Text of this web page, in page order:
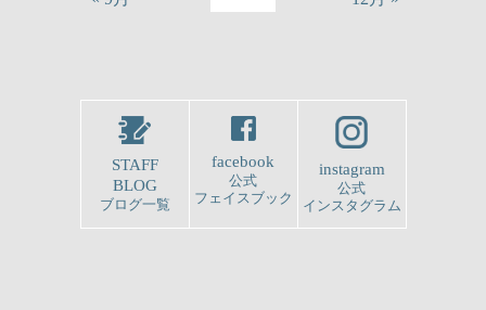
STAFF
BLOG
ブログ一覧
facebook
公式
フェイスブック
instagram
公式
インスタグラム